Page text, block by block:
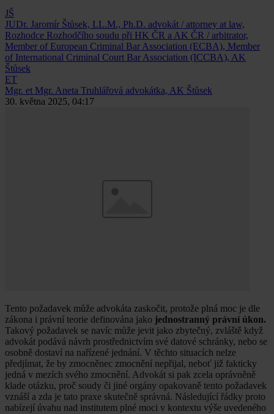
JŠ
JUDr. Jaromír Štůsek, LL.M., Ph.D. advokát / attorney at law,
Rozhodce Rozhodčího soudu při HK ČR a AK ČR / arbitrator,
Member of European Criminal Bar Association (ECBA), Member
of International Criminal Court Bar Association (ICCBA), AK
Štůsek
ET
Mgr. et Mgr. Aneta Truhlářová advokátka, AK Štůsek
30. května 2025, 04:17
Tento požadavek může advokáta zaskočit, protože plná moc je dle
zákona i právní teorie definována jako jednostranný právní úkon.
Takový požadavek se navíc může jevit jako zbytečný, zvláště když
advokát podává návrh prostřednictvím své datové schránky, nebo se
osobně dostaví na nařízené jednání. V těchto situacích nelze
předjímat, že by zmocněnec zmocnění nepřijal, neboť již fakticky
jedná v mezích svého zmocnění. Advokát si pak zcela oprávněně
klade otázku, proč soudy či jiné orgány opakovaně tento požadavek
vznáší a zda je tato praxe skutečně správná. Následující řádky proto
nabízejí úvahu nad institutem plné moci v kontextu výše uvedeného